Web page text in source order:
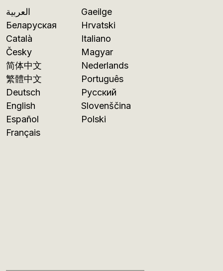
العربية
Беларуская
Català
Česky
简体中文
繁體中文
Deutsch
English
Español
Français
Gaeilge
Hrvatski
Italiano
Magyar
Nederlands
Português
Русский
Slovenščina
Polski